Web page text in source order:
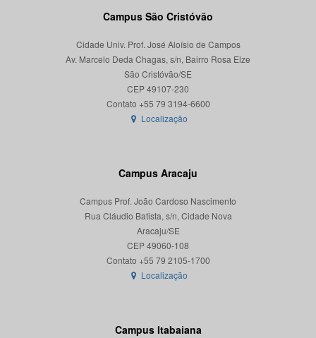
Campus São Cristóvão
Cidade Univ. Prof. José Aloísio de Campos
Av. Marcelo Deda Chagas, s/n, Bairro Rosa Elze
São Cristóvão/SE
CEP 49107-230
Localização
Campus Aracaju
Campus Prof. João Cardoso Nascimento
Rua Cláudio Batista, s/n, Cidade Nova
Aracaju/SE
CEP 49060-108
Localização
Campus Itabaiana